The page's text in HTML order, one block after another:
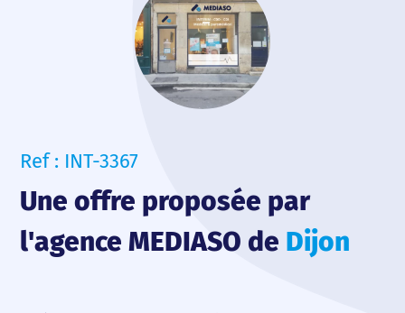
Ref : INT-3367
Une offre proposée par
l'agence MEDIASO de Dijon